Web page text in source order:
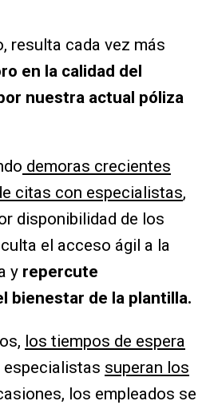
resulta cada vez más
en la calidad del
nuestra actual póliza
demoras crecientes
citas con especialistas,
disponibilidad de los
el acceso ágil a la
y repercute
bienestar de la plantilla.
los tiempos de espera
especialistas superan los
los empleados se